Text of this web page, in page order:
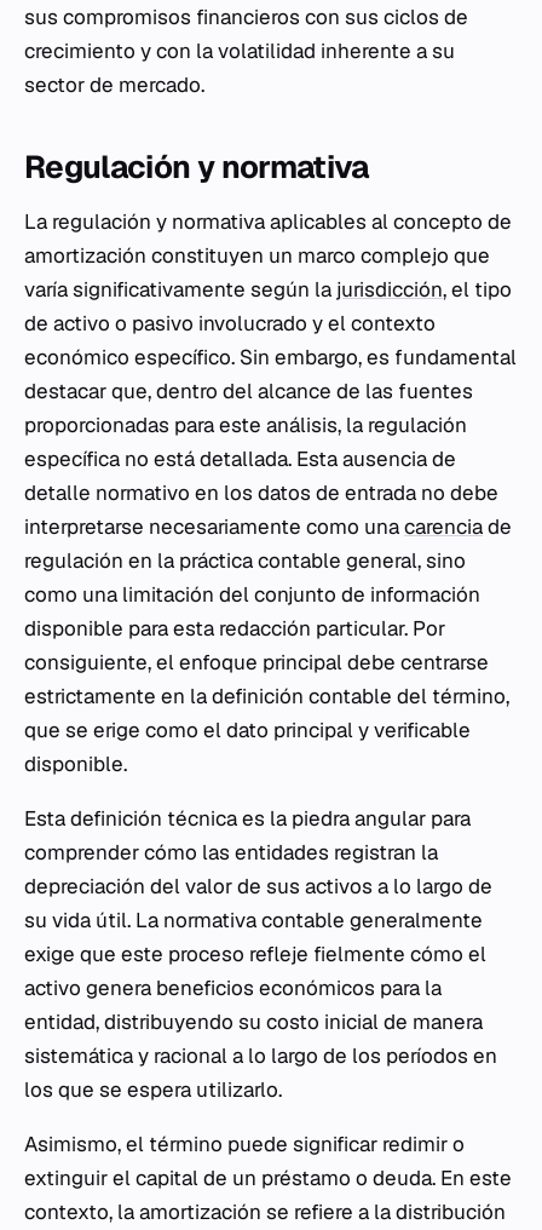
sus compromisos financieros con sus ciclos de
crecimiento y con la volatilidad inherente a su
sector de mercado.
Regulación y normativa
La regulación y normativa aplicables al concepto de
amortización constituyen un marco complejo que
varía significativamente según la jurisdicción, el tipo
de activo o pasivo involucrado y el contexto
económico específico. Sin embargo, es fundamental
destacar que, dentro del alcance de las fuentes
proporcionadas para este análisis, la regulación
específica no está detallada. Esta ausencia de
detalle normativo en los datos de entrada no debe
interpretarse necesariamente como unacarenciade
regulación en la práctica contable general, sino
como una limitación del conjunto de información
disponible para esta redacción particular. Por
consiguiente, el enfoque principal debe centrarse
estrictamente en la definición contable del término,
que se erige como el dato principal y verificable
disponible.
Esta definición técnica es la piedra angular para
comprender cómo las entidades registran la
depreciación del valor de sus activos a lo largo de
su vida útil. La normativa contable generalmente
exige que este proceso refleje fielmente cómo el
activo genera beneficios económicos para la
entidad, distribuyendo su costo inicial de manera
sistemática y racional a lo largo de los períodos en
los que se espera utilizarlo.
Asimismo, el término puede significar redimir o
extinguir el capital de un préstamo o deuda. En este
contexto, la amortización se refiere a la distribución